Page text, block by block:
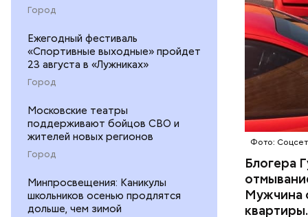
Город
Ежегодный фестиваль
«Спортивные выходные» пройдет
23 августа в «Лужниках»
Город
Московские театры
поддерживают бойцов СВО и
жителей новых регионов
Город
Минпросвещения: Каникулы
школьников осенью продлятся
дольше, чем зимой
Фото:
Блогера
Мужчина
скрытую
матери и
пищу ела